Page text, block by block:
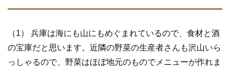
（1） 兵庫は海にも山にもめぐまれているので、食材と酒
の宝庫だと思います。近隣の野菜の生産者さんも沢山いら
っしゃるので、野菜はほぼ地元のものでメニューが作れま